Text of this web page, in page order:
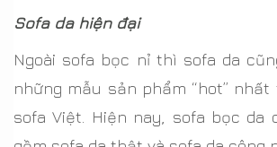
Sofa da hiện đại
Ngoài sofa bọc nỉ thì sofa da
những mẫu sản phẩm “hot”
sofa Việt. Hiện nay, sofa bọc da